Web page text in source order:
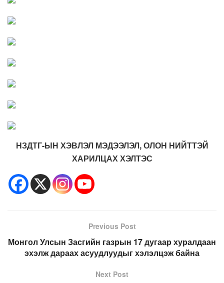
НЗДТГ-ЫН ХЭВЛЭЛ МЭДЭЭЛЭЛ, ОЛОН НИЙТТЭЙ
ХАРИЛЦАХ ХЭЛТЭС
Previous Post
Монгол Улсын Засгийн газрын 17 дугаар хуралдаан
эхэлж дараах асуудлуудыг хэлэлцэж байна
Next Post